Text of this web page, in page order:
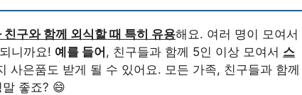
친구와 함께 외식할 때 특히 유용해요. 여러 명이 모여서
되니까요! 예를 들어, 친구들과 함께 5인 이상 모여서 스
사은품도 받게 될 수 있어요. 모든 가족, 친구들과 함께
말 좋죠? 😄